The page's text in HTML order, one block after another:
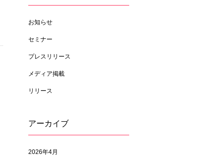
お知らせ
セミナー
プレスリリース
メディア掲載
リリース
アーカイブ
2026年4月